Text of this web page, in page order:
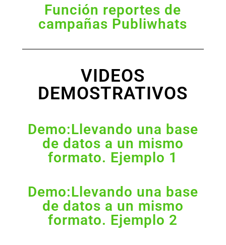
Función reportes de
campañas Publiwhats
VIDEOS
DEMOSTRATIVOS
Demo:Llevando una base
de datos a un mismo
formato. Ejemplo 1
Demo:Llevando una base
de datos a un mismo
formato. Ejemplo 2